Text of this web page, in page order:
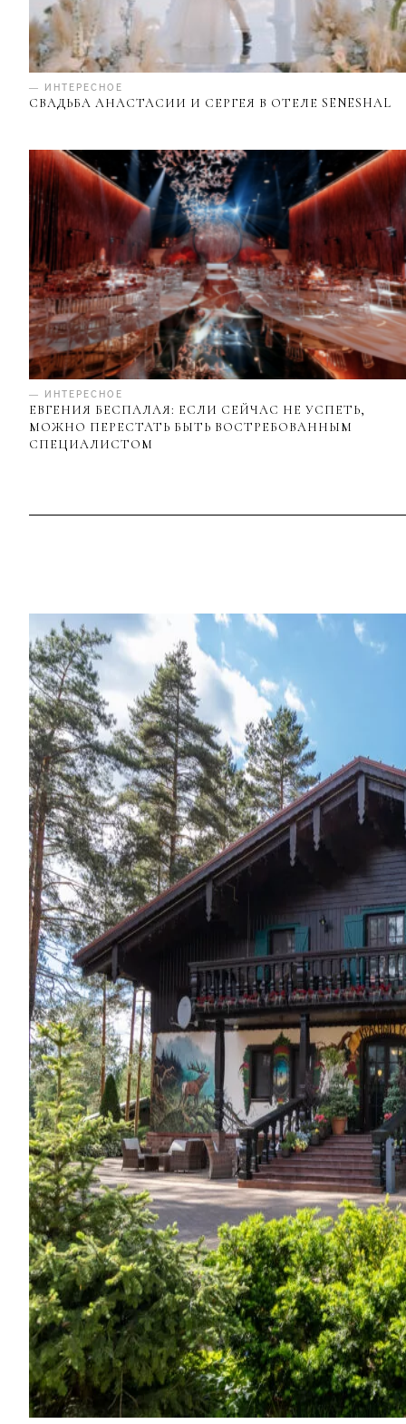
— ИНТЕРЕСНОЕ
СВАДЬБА АНАСТАСИИ И СЕРГЕЯ В ОТЕЛЕ SENESHAL
— ИНТЕРЕСНОЕ
ЕВГЕНИЯ БЕСПАЛАЯ: ЕСЛИ СЕЙЧАС НЕ УСПЕТЬ,
МОЖНО ПЕРЕСТАТЬ БЫТЬ ВОСТРЕБОВАННЫМ
СПЕЦИАЛИСТОМ